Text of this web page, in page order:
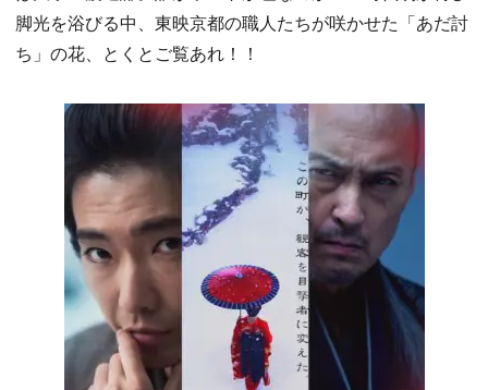
脚光を浴びる中、東映京都の職人たちが咲かせた「あだ討
ち」の花、とくとご覧あれ！！